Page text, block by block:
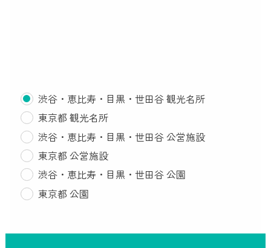
渋谷・恵比寿・目黒・世田谷 観光名所
東京都 観光名所
渋谷・恵比寿・目黒・世田谷 公営施設
東京都 公営施設
渋谷・恵比寿・目黒・世田谷 公園
東京都 公園